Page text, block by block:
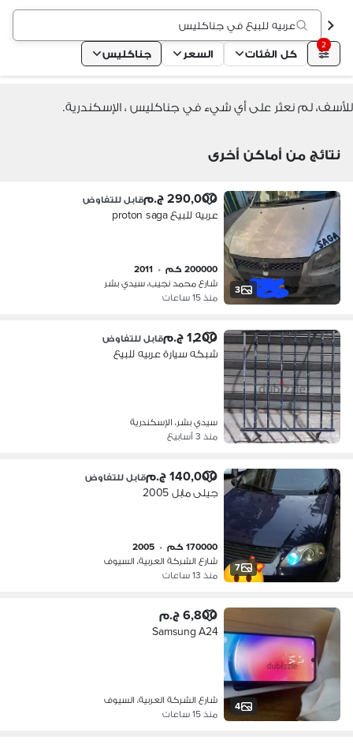
عربيه للبيع في جناكليس
2
كل الفئات السعر جناكليس
للأسف، لم نعثر على أي شيء في جناكليس ، الإسكندرية.
نتائج من أماكن أخرى
3
290,000 ج.م قابل للتفاوض
عربيه للبيع proton saga
200000 كم •
2011
شارع محمد نجيب، سيدي بشر
منذ 15 ساعات
1,200 ج.م قابل للتفاوض
شبكه سيارة عربيه للبيع
سيدي بشر، الإسكندرية
منذ 3 أسابيع
7
140,000 ج.م قابل للتفاوض
جيلى مابل 2005
170000 كم •
2005
شارع الشركة العربية، السيوف
منذ 13 ساعات
4
6,800 ج.م
Samsung A24
شارع الشركة العربية، السيوف
منذ 15 ساعات